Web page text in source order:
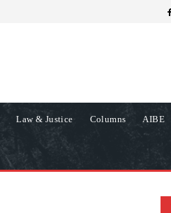
Law & Justice Columns AIBE